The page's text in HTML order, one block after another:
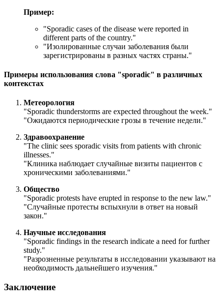
Пример:
"Sporadic cases of the disease were reported in
different parts of the country."
"Изолированные случаи заболевания были
зарегистрированы в разных частях страны."
Примеры использования слова "sporadic" в различных
контекстах
Метеорология
"Sporadic thunderstorms are expected throughout the week."
"Ожидаются периодические грозы в течение недели."
Здравоохранение
"The clinic sees sporadic visits from patients with chronic
illnesses."
"Клиника наблюдает случайные визиты пациентов с
хроническими заболеваниями."
Общество
"Sporadic protests have erupted in response to the new law."
"Случайные протесты вспыхнули в ответ на новый
закон."
Научные исследования
"Sporadic findings in the research indicate a need for further
study."
"Разрозненные результаты в исследовании указывают на
необходимость дальнейшего изучения."
Заключение